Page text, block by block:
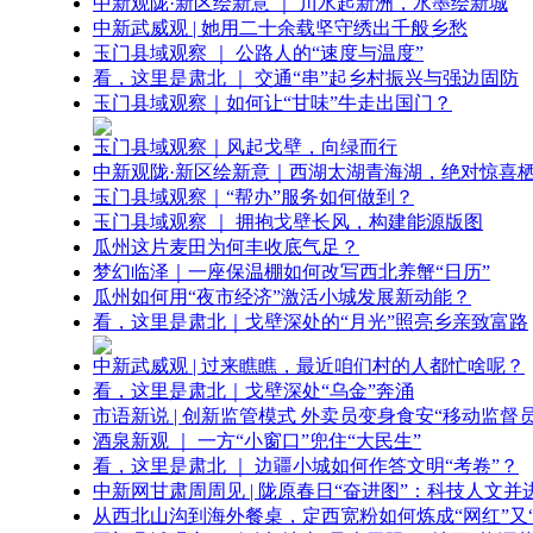
中新武威观 | 她用二十余载坚守绣出千般乡愁
玉门县域观察 ｜ 公路人的“速度与温度”
看，这里是肃北 ｜ 交通“串”起乡村振兴与强边固防
玉门县域观察｜如何让“甘味”牛走出国门？
玉门县域观察｜风起戈壁，向绿而行
中新观陇·新区绘新意｜西湖太湖青海湖，绝对惊喜
玉门县域观察｜“帮办”服务如何做到？
玉门县域观察 ｜ 拥抱戈壁长风，构建能源版图
瓜州这片麦田为何丰收底气足？
梦幻临泽｜一座保温棚如何改写西北养蟹“日历”
瓜州如何用“夜市经济”激活小城发展新动能？
看，这里是肃北｜戈壁深处的“月光”照亮乡亲致富路
中新武威观 | 过来瞧瞧，最近咱们村的人都忙啥呢？
看，这里是肃北｜戈壁深处“乌金”奔涌
市语新说 | 创新监管模式 外卖员变身食安“移动监督
酒泉新观 ｜ 一方“小窗口”兜住“大民生”
看，这里是肃北 ｜ 边疆小城如何作答文明“考卷”？
中新网甘肃周周见 | 陇原春日“奋进图”：科技人文并
从西北山沟到海外餐桌，定西宽粉如何炼成“网红”又